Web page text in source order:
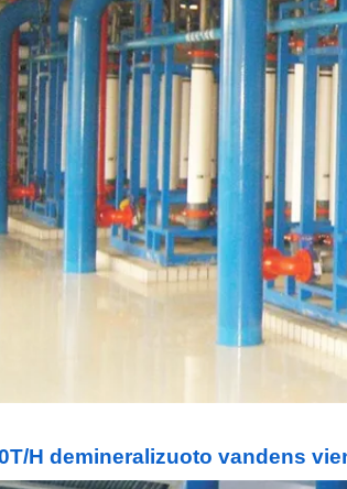
H demineralizuoto vandens